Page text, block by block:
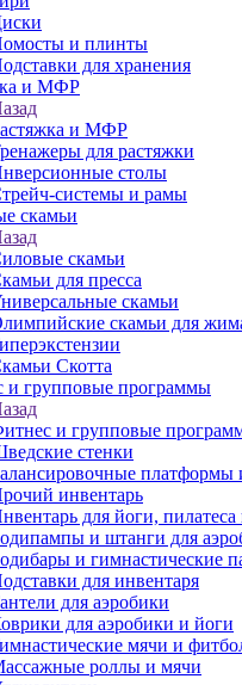
и плинты
для хранения
и МФР
и МФР
для растяжки
столы
системы и рамы
скамьи
скамьи
для пресса
скамьи
скамьи для
Скотта
и групповые программы
и групповые
стенки
платформы
инвентарь
для йоги,
и штанги для
и гимнастические
для инвентаря
для аэробики
для аэробики и йоги
мячи и
роллы и мячи